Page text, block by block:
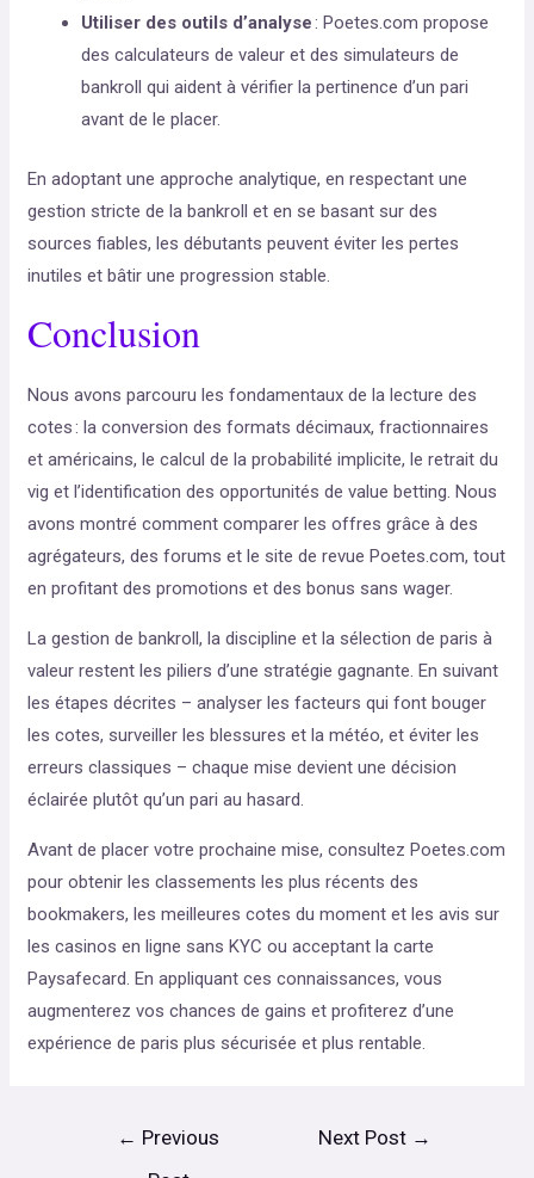
Utiliser des outils d’analyse: Poetes.com propose
des calculateurs de valeur et des simulateurs de
bankroll qui aident à vérifier la pertinence d’un pari
avant de le placer.
En adoptant une approche analytique, en respectant une
gestion stricte de la bankroll et en se basant sur des
sources fiables, les débutants peuvent éviter les pertes
inutiles et bâtir une progression stable.
Conclusion
Nous avons parcouru les fondamentaux de la lecture des
cotes : la conversion des formats décimaux, fractionnaires
et américains, le calcul de la probabilité implicite, le retrait du
vig et l’identification des opportunités de value betting. Nous
avons montré comment comparer les offres grâce à des
agrégateurs, des forums et le site de revue Poetes.com, tout
en profitant des promotions et des bonus sans wager.
La gestion de bankroll, la discipline et la sélection de paris à
valeur restent les piliers d’une stratégie gagnante. En suivant
les étapes décrites – analyser les facteurs qui font bouger
les cotes, surveiller les blessures et la météo, et éviter les
erreurs classiques – chaque mise devient une décision
éclairée plutôt qu’un pari au hasard.
Avant de placer votre prochaine mise, consultez Poetes.com
pour obtenir les classements les plus récents des
bookmakers, les meilleures cotes du moment et les avis sur
les casinos en ligne sans KYC ou acceptant la carte
Paysafecard. En appliquant ces connaissances, vous
augmenterez vos chances de gains et profiterez d’une
expérience de paris plus sécurisée et plus rentable.
← Previous
Next Post →